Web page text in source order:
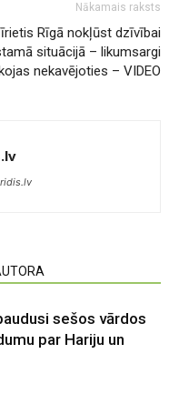
Nākamais raksts
Rīgā nokļūst dzīvībai
situācijā – likumsargi
nekavējoties – VIDEO
sešos vārdos
par Hariju un